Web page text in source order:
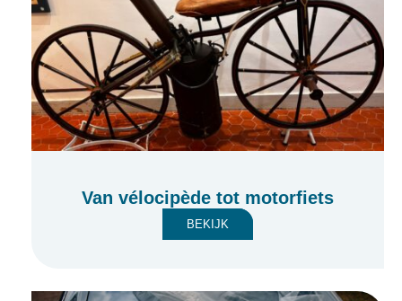
Van vélocipède tot motorfiets
BEKIJK